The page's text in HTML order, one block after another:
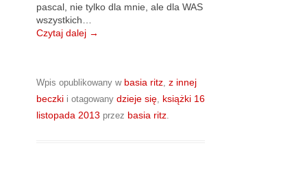
pascal, nie tylko dla mnie, ale dla WAS
wszystkich…
Czytaj dalej →
Wpis opublikowany w basia ritz, z innej
beczkii otagowany dzieje się, książki 16
listopada 2013 przez basia ritz.